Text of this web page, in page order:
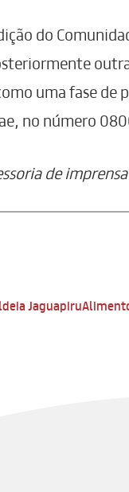
do
uma fase de
no número
de
Jaguapiru